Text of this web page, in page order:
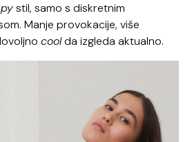
stil, samo s diskretnim
Manje provokacije, više
coolda izgleda aktualno.